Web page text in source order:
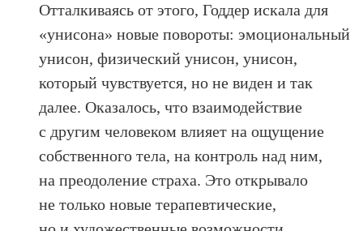
Отталкиваясь от этого, Годдер искала для
«унисона» новые повороты: эмоциональный
унисон, физический унисон, унисон,
который чувствуется, но не виден и так
далее. Оказалось, что взаимодействие
с другим человеком влияет на ощущение
собственного тела, на контроль над ним,
на преодоление страха. Это открывало
не только новые терапевтические,